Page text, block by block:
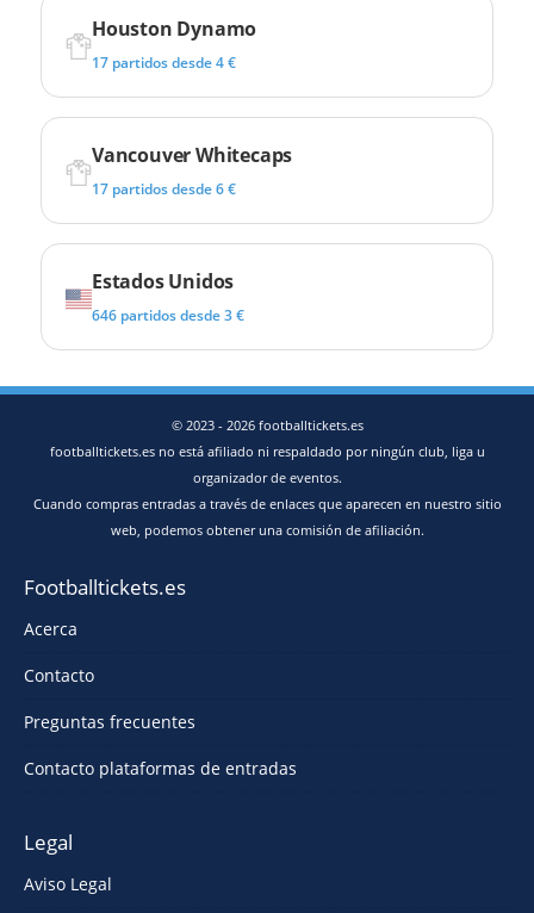
Houston Dynamo
17 partidos desde 4 €
Vancouver Whitecaps
17 partidos desde 6 €
Estados Unidos
646 partidos desde 3 €
© 2023 - 2026 footballtickets.es
footballtickets.es no está afiliado ni respaldado por ningún club, liga u
organizador de eventos.
Cuando compras entradas a través de enlaces que aparecen en nuestro sitio
web, podemos obtener una comisión de afiliación.
Footballtickets.es
Acerca
Contacto
Preguntas frecuentes
Contacto plataformas de entradas
Legal
Aviso Legal